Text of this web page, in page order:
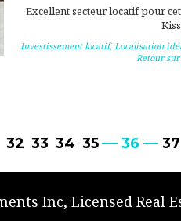
Excellent secteur locatif pour
Investissement locatif, Localisation
Retour
32 33 34 35 36 37
Inc, Licensed Real